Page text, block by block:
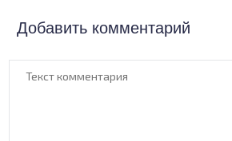
Добавить комментарий